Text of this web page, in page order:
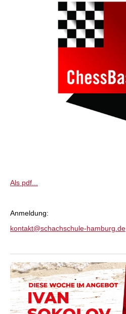
Als pdf...
Anmeldung:
kontakt@schachschule-hamburg.de